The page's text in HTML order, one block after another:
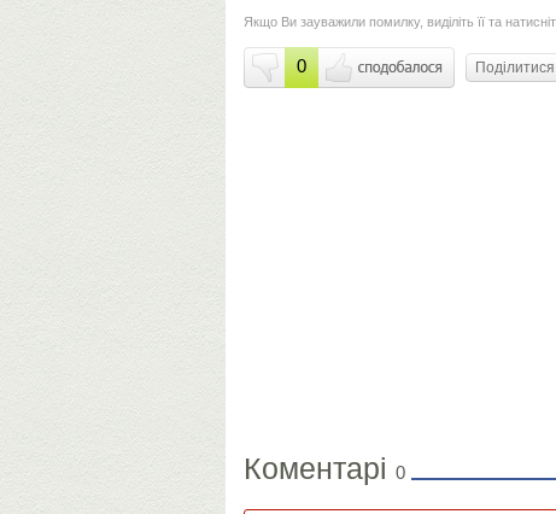
Якщо Ви зауважили помилку, виділіть її та
0 Поділитися
Коментарі 0